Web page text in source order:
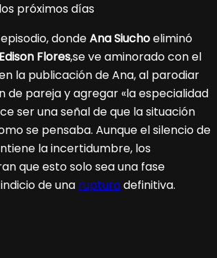
próximos días
dondeAna Siuchoeliminó
Edison Flores,se ve aminorado con el
la publicación de Ana, al parodiar
de pareja y agregar «la especialidad
ser una señal de que la situación
se pensaba. Aunque el silencio de
la incertidumbre, los
que esto solo sea una fase
de una rupturadefinitiva.